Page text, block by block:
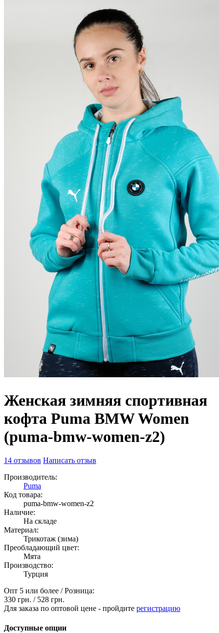
Женская зимняя спортивная
кофта Puma BMW Women
(puma-bmw-women-z2)
14 отзывов Написать отзыв
Производитель:
Puma
Код товара:
puma-bmw-women-z2
Наличие:
На складе
Материал:
Трикотаж (зима)
Преобладающий цвет:
Мята
Производство:
Турция
Опт 5 или более / Розница:
330 грн. / 528 грн.
Для заказа по оптовой цене - пройдите регистрацию
Доступные опции